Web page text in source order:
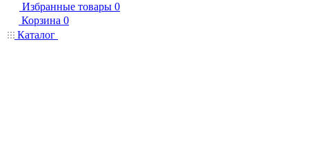
Избранные товары 0
Корзина 0
Каталог